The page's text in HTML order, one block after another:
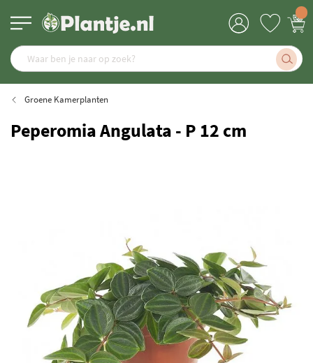
Groene Kamerplanten
Peperomia Angulata - P 12 cm